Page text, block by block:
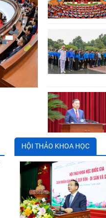
VÀ CÔNG SỞ TẠI
HỘI THẢO KHOA HỌC